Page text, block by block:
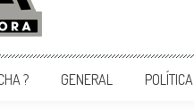
Sonora
? GENERAL POLÍTICA